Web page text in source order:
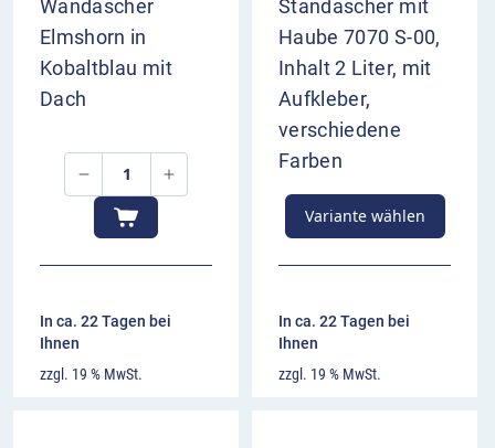
Wandascher
Elmshorn in
Kobaltblau mit
Dach
In ca. 22 Tagen bei
Ihnen
zzgl. 19 % MwSt.
Standascher mit
Haube 7070 S-00,
Inhalt 2 Liter, mit
Aufkleber,
verschiedene
Farben
Variante wählen
In ca. 22 Tagen bei
Ihnen
zzgl. 19 % MwSt.